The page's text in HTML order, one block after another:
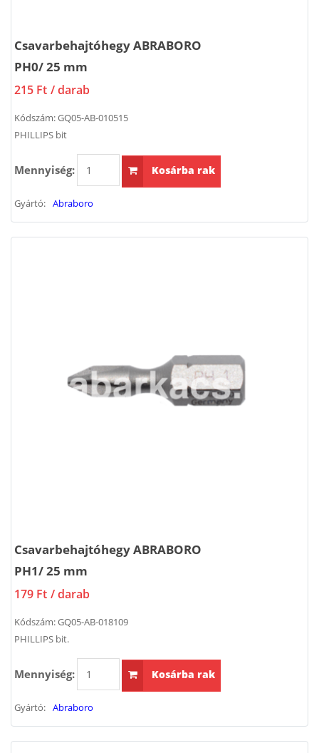
Csavarbehajtóhegy ABRABORO
PH0/ 25 mm
215 Ft / darab
Kódszám:GQ05-AB-010515
PHILLIPS bit
Mennyiség: Kosárba rak
Gyártó: Abraboro
Csavarbehajtóhegy ABRABORO
PH1/ 25 mm
179 Ft / darab
Kódszám:GQ05-AB-018109
PHILLIPS bit.
Mennyiség: Kosárba rak
Gyártó: Abraboro